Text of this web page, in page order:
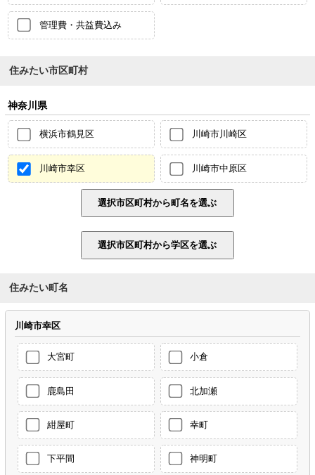
管理費・共益費込み
住みたい市区町村
神奈川県
横浜市鶴見区 川崎市川崎区
川崎市幸区 川崎市中原区
住みたい町名
川崎市幸区
大宮町 小倉
鹿島田 北加瀬
紺屋町 幸町
下平間 神明町